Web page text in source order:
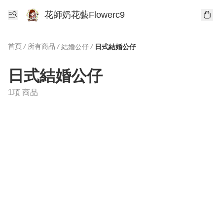
花師奶花藝Flowerc9
首頁 / 所有商品 / 結婚公仔 / 日式結婚公仔
日式結婚公仔
1項 商品